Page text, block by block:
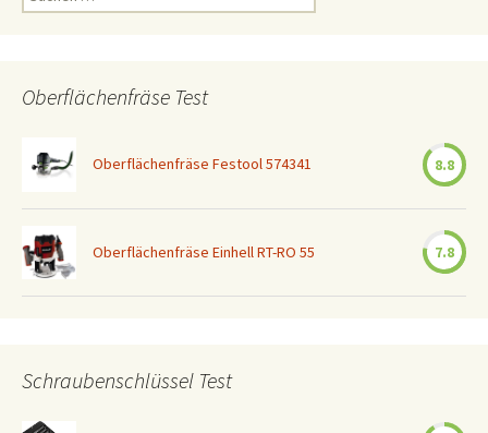
nach:
Oberflächenfräse Test
Oberflächenfräse Festool 574341 8.8
Oberflächenfräse Einhell RT-RO 55 7.8
Schraubenschlüssel Test